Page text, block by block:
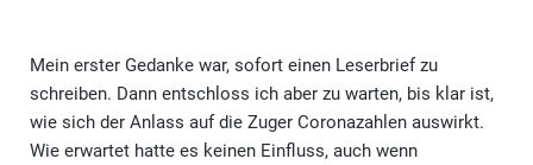
Mein erster Gedanke war, sofort einen Leserbrief zu
schreiben. Dann entschloss ich aber zu warten, bis klar ist,
wie sich der Anlass auf die Zuger Coronazahlen auswirkt.
Wie erwartet hatte es keinen Einfluss, auch wenn